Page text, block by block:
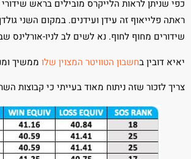
שידורים מחוף לחוף. נא לשים לב לניו-אורלינס שבזכות ציון
יאיא דובין בחשבון הטוויטר המצוין שלו ממשיך
צריך לזכור שזה ניתוח מאוד בעייתי כי קבוצות